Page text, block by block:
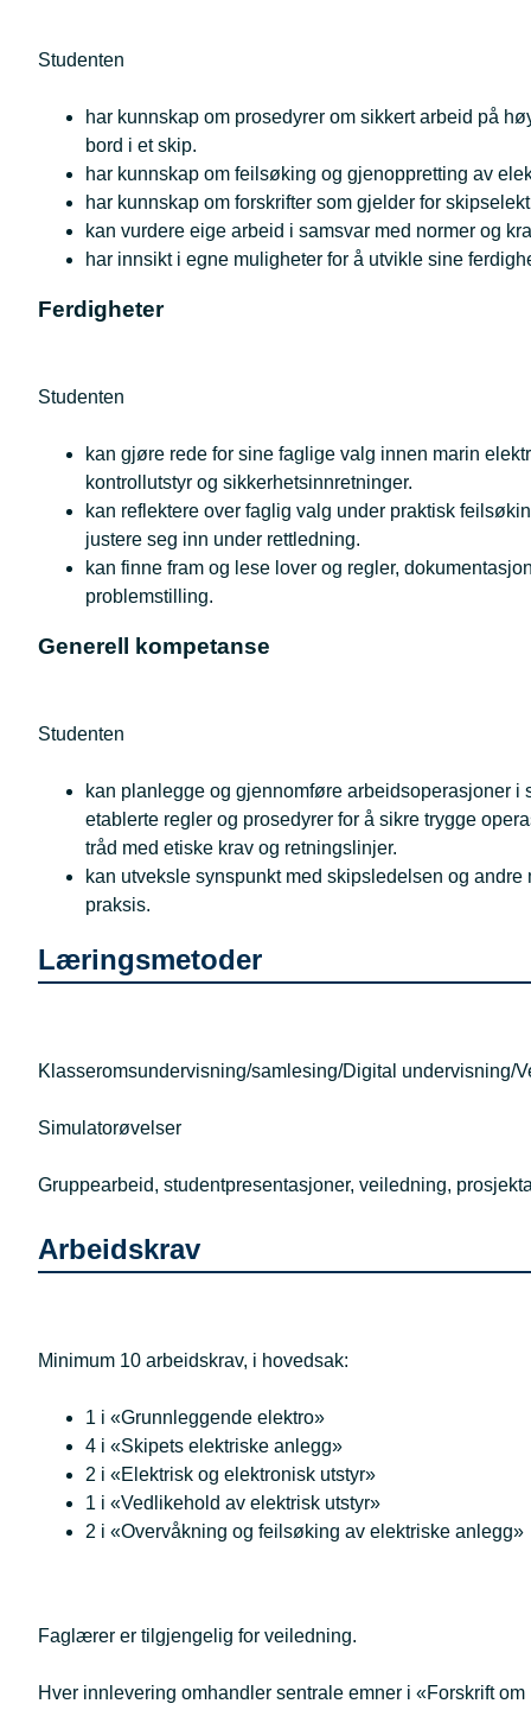
Studenten
har kunnskap om prosedyrer om sikkert arbeid på
bord i et skip.
har kunnskap om feilsøking og gjenoppretting av
har kunnskap om forskrifter som gjelder for
kan vurdere eige arbeid i samsvar med normer og
har innsikt i egne muligheter for å utvikle sine
Ferdigheter
Studenten
kan gjøre rede for sine faglige valg innen marin
kontrollutstyr og sikkerhetsinnretninger.
kan reflektere over faglig valg under praktisk
justere seg inn under rettledning.
kan finne fram og lese lover og regler,
problemstilling.
Generell kompetanse
Studenten
kan planlegge og gjennomføre arbeidsoperasjoner
etablerte regler og prosedyrer for å sikre trygge
tråd med etiske krav og retningslinjer.
kan utveksle synspunkt med skipsledelsen og
praksis.
Læringsmetoder
Klasseromsundervisning/samlesing/Digital undervisning/
Simulatorøvelser
Gruppearbeid, studentpresentasjoner, veiledning,
Arbeidskrav
Minimum 10 arbeidskrav, i hovedsak:
1 i «Grunnleggende elektro»
4 i «Skipets elektriske anlegg»
2 i «Elektrisk og elektronisk utstyr»
1 i «Vedlikehold av elektrisk utstyr»
2 i «Overvåkning og feilsøking av elektriske anlegg»
Faglærer er tilgjengelig for veiledning.
Hver innlevering omhandler sentrale emner i «Forskrift